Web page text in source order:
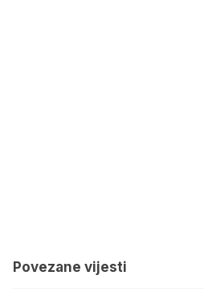
Povezane vijesti